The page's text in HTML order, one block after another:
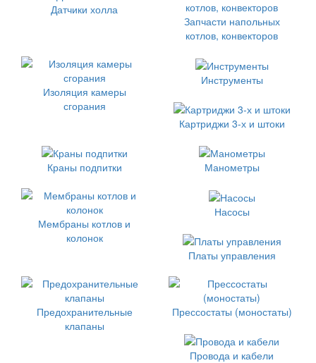
Датчики холла
Запчасти напольных
котлов, конвекторов
Изоляция камеры
сгорания
Инструменты
Картриджи 3-х и штоки
Краны подпитки Манометры
Мембраны котлов и
колонок
Насосы
Платы управления
Предохранительные
клапаны
Прессостаты (моностаты)
Провода и кабели